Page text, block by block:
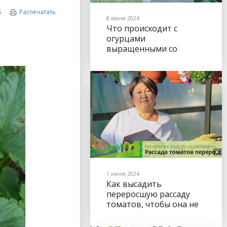
Распечатать
8 июня 2024
Что происходит с
огурцами
выращенными со
1 июня 2024
Как высадить
переросшую рассаду
томатов, чтобы она не